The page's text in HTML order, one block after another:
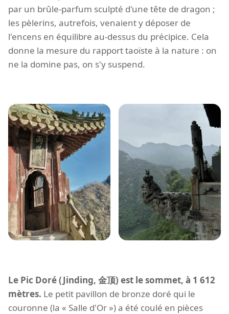
par un brûle-parfum sculpté d'une tête de dragon ;
les pèlerins, autrefois, venaient y déposer de
l'encens en équilibre au-dessus du précipice. Cela
donne la mesure du rapport taoïste à la nature : on
ne la domine pas, on s'y suspend.
Le Pic Doré (Jinding, 金顶) est le sommet, à 1 612
mètres. Le petit pavillon de bronze doré qui le
couronne (la « Salle d'Or ») a été coulé en pièces